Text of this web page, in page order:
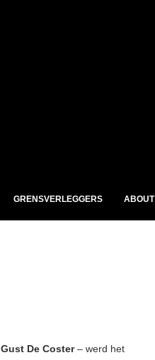
GRENSVERLEGGERS ABOUT
Gust De Coster– werd het